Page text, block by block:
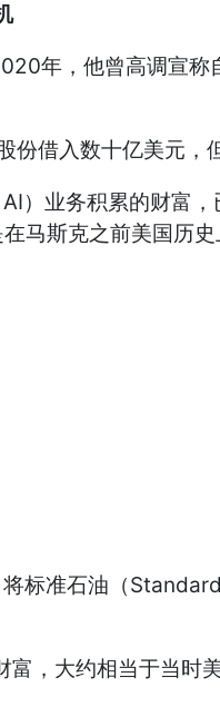
年，他曾高调宣
借入数十亿美元，
）业务积累的财富
马斯克之前美国历史
标准石油（
，大约相当于当时